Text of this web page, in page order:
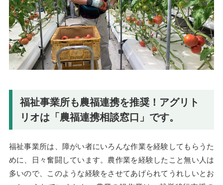
福祉事業所も農福連携を推奨！アグリト
リオは「農福連携相談窓口」です。
福祉事業所は、障がい者にいろんな作業を経験してもらうた
めに、日々奮闘しています。農作業を経験したこと無い人は
多いので、このような経験をさせてあげられてうれしいとお